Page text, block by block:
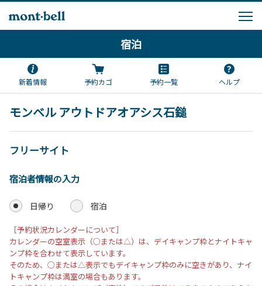
宿泊
新着情報 予約カゴ 予約一覧 ヘルプ
モンベル アウトドアオアシス石鎚
フリーサイト
宿泊者情報の入力
日帰り 宿泊
［予約状況カレンダーについて］
カレンダーの空室表示（○または△）は、デイキャンプ枠とナイトキャ
ンプ枠を合わせて表示しています。
そのため、○または△表示でもデイキャンプ枠のみに空きがあり、ナイ
トキャンプ枠は満室の場合もあります。